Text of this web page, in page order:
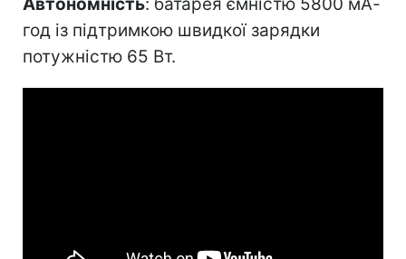
Автономність: батарея ємністю 5800 мА-
год із підтримкою швидкої зарядки
потужністю 65 Вт.